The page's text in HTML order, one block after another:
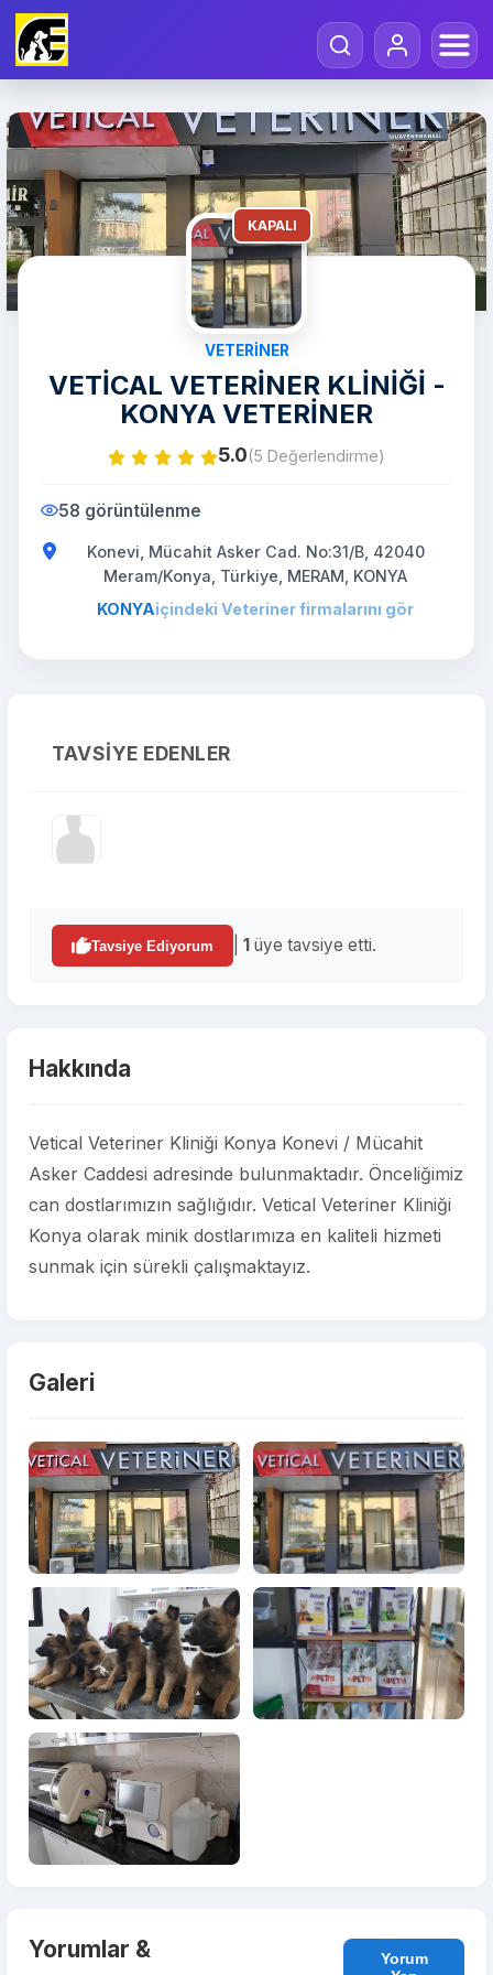
KAPALI
VETERINER
VETİCAL VETERİNER KLİNİĞİ -
KONYA VETERİNER
5.0(5 Değerlendirme)
58 görüntülenme
Konevi, Mücahit Asker Cad. No:31/B, 42040
Meram/Konya, Türkiye, MERAM, KONYA
KONYAiçindeki Veteriner firmalarını gör
TAVSIYE EDENLER
Tavsiye Ediyorum 1 üye tavsiye etti.
Hakkında
Vetical Veteriner Kliniği Konya Konevi / Mücahit
Asker Caddesi adresinde bulunmaktadır. Önceliğimiz
can dostlarımızın sağlığıdır. Vetical Veteriner Kliniği
Konya olarak minik dostlarımıza en kaliteli hizmeti
sunmak için sürekli çalışmaktayız.
Galeri
Yorumlar &
Yorum